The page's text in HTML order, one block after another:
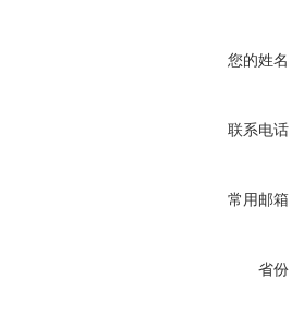
您的姓名
联系电话
常用邮箱
省份